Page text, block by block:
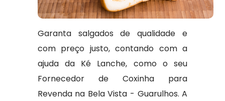
Garanta salgados de qualidade e
com preço justo, contando com a
ajuda da Ké Lanche, como o seu
Fornecedor de Coxinha para
Revenda na Bela Vista - Guarulhos. A